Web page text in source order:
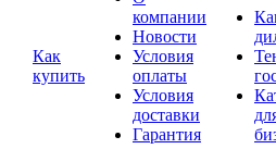
Как
купить
компании
Новости
Условия
оплаты
Условия
доставки
Гарантия